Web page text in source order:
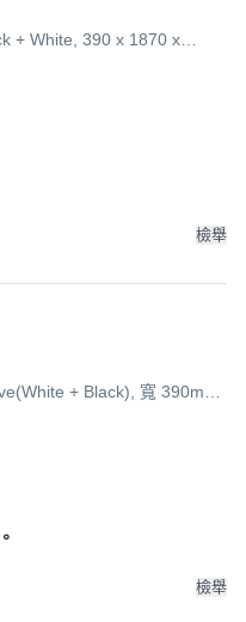
+ White, 390 x 1870 x
檢舉
+ Black), 寬 390mm
檢舉